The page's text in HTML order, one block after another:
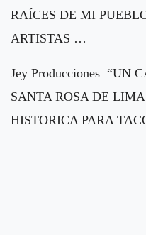
RAÍCES DE MI
ARTISTAS …
Jey Producciones “UN
SANTA ROSA DE
HISTORICA PARA